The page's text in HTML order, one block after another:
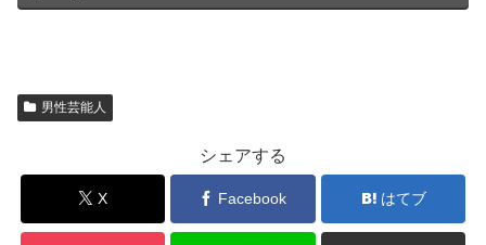
男性芸能人
シェアする
X Facebook はてブ